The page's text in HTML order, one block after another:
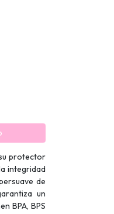
protector
integridad
de
un
BPA, BPS